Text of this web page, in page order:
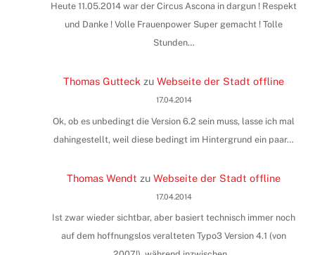
Heute 11.05.2014 war der Circus Ascona in dargun ! Respekt
und Danke ! Volle Frauenpower Super gemacht ! Tolle
Stunden…
Thomas Gutteck zuWebseite der Stadt offline
17.04.2014
Ok, ob es unbedingt die Version 6.2 sein muss, lasse ich mal
dahingestellt, weil diese bedingt im Hintergrund ein paar…
Thomas Wendt zuWebseite der Stadt offline
17.04.2014
Ist zwar wieder sichtbar, aber basiert technisch immer noch
auf dem hoffnungslos veralteten Typo3 Version 4.1 (von